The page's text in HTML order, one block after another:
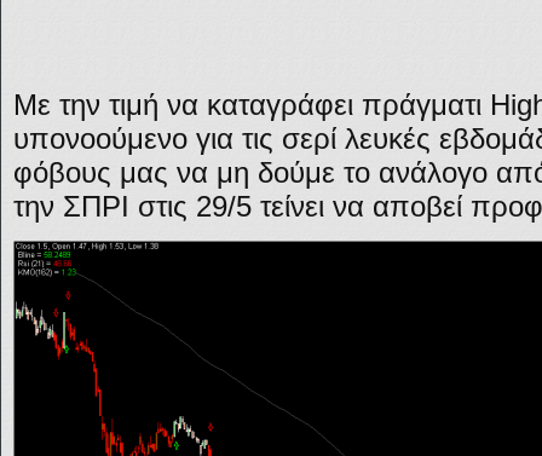
Με την τιμή να καταγράφει πράγματι
υπονοούμενο για τις σερί λευκές
φόβους μας να μη δούμε το ανάλογο
την ΣΠΡΙ στις 29/5 τείνει να αποβεί